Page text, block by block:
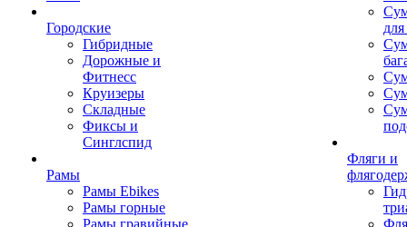
Городские
Гибридные
Дорожные и
Фитнесс
Круизеры
Складные
Фиксы и
Синглспид
Рамы
Рамы Ebikes
Рамы горные
Рамы гравийные
Фляги и